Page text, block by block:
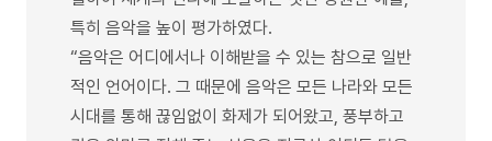
특히 음악을 높이 평가하였다.
“음악은 어디에서나 이해받을 수 있는 참으로 일반
적인 언어이다. 그 때문에 음악은 모든 나라와 모든
시대를 통해 끊임없이 화제가 되어왔고, 풍부하고